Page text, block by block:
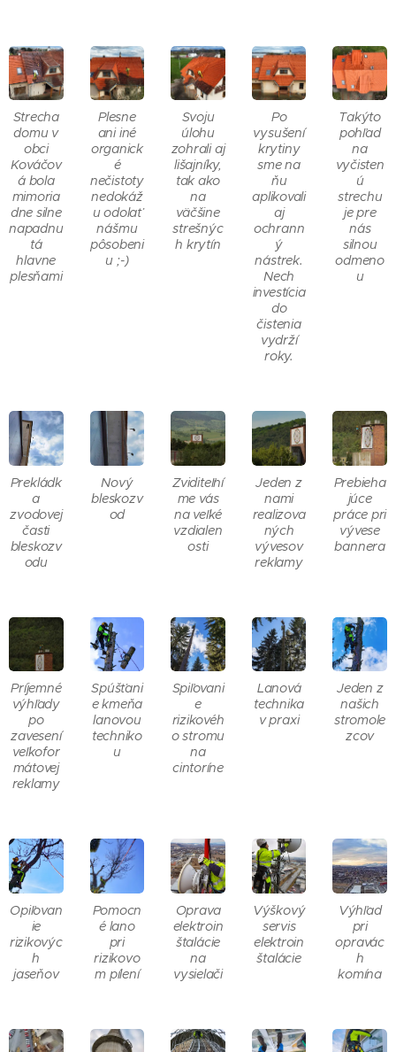
Strecha
domu v
obci
Kováčov
á bola
mimoria
dne silne
napadnu
tá
hlavne
plesňami
Plesne
ani iné
organick
é
nečistoty
nedokáž
u odolať
nášmu
pôsobeni
u ;-)
Svoju
úlohu
zohrali aj
lišajníky,
tak ako
na
väčšine
strešnýc
h krytín
Po
vysušení
krytiny
sme na
ňu
aplikovali
aj
ochrann
ý
nástrek.
Nech
investícia
do
čistenia
vydrží
roky.
Takýto
pohľad
na
vyčisten
ú
strechu
je pre
nás
silnou
odmeno
u
Prekládk
a
zvodovej
časti
bleskozv
odu
Nový
bleskozv
od
Zviditeľní
me vás
na veľké
vzdialen
osti
Jeden z
nami
realizova
ných
vývesov
reklamy
Prebieha
júce
práce pri
vývese
bannera
Príjemné
výhľady
po
zavesení
veľkofor
mátovej
reklamy
Spúšťani
e kmeňa
lanovou
techniko
u
Spiľovani
e
rizikovéh
o stromu
na
cintoríne
Lanová
technika
v praxi
Jeden z
našich
stromole
zcov
Opiľovan
ie
rizikovýc
h
jaseňov
Pomocn
é lano
pri
rizikovo
m pílení
Oprava
elektroin
štalácie
na
vysielači
Výškový
servis
elektroin
štalácie
Výhľad
pri
opravác
h
komína